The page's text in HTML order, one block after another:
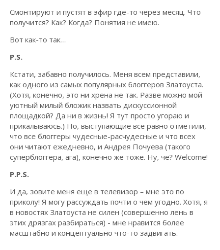
Смонтируют и пустят в эфир где-то через месяц. Что
получится? Как? Когда? Понятия не имею.
Вот как-то так…
P.S.
Кстати, забавно получилось. Меня всем представили,
как одного из самых популярных блоггеров Златоуста.
(Хотя, конечно, это ни хрена не так. Разве можно мой
уютный милый бложик назвать дискуссионной
площадкой? Да ни в жизнь! Я тут просто угораю и
прикалываюсь.) Но, выступающие все равно отметили,
что все блоггеры чудесные-расчудесные и что всех
они читают ежедневно, и Андрея Почуева (такого
суперблоггера, ага), конечно же тоже. Ну, че? Welcome!
P.P.S.
И да, зовите меня еще в телевизор – мне это по
приколу! Я могу рассуждать почти о чем угодно. Хотя, я
в новостях Златоуста не силен (совершенно лень в
этих дрязгах разбираться) - мне нравится более
масштабно и концептуально что-то задвигать.